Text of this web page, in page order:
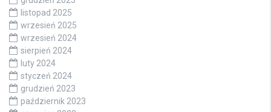
listopad 2025
wrzesień 2025
wrzesień 2024
sierpień 2024
luty 2024
styczeń 2024
grudzień 2023
październik 2023